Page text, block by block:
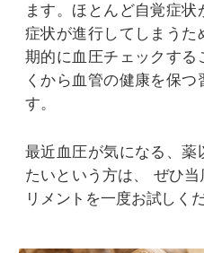
ます。ほとんど自覚症
症状が進行してしまうた
期的に血圧チェックす
くから血管の健康を保
す。
最近血圧が気になる、薬
たいという方は、
ぜひ当
リメントを一度お試しく